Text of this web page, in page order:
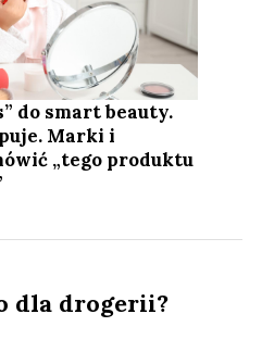
do smart beauty.
Marki i
„tego produktu
dla drogerii?